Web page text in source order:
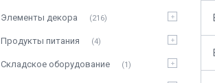
Элементы декора 216
Продукты питания 4
Складское оборудование 1